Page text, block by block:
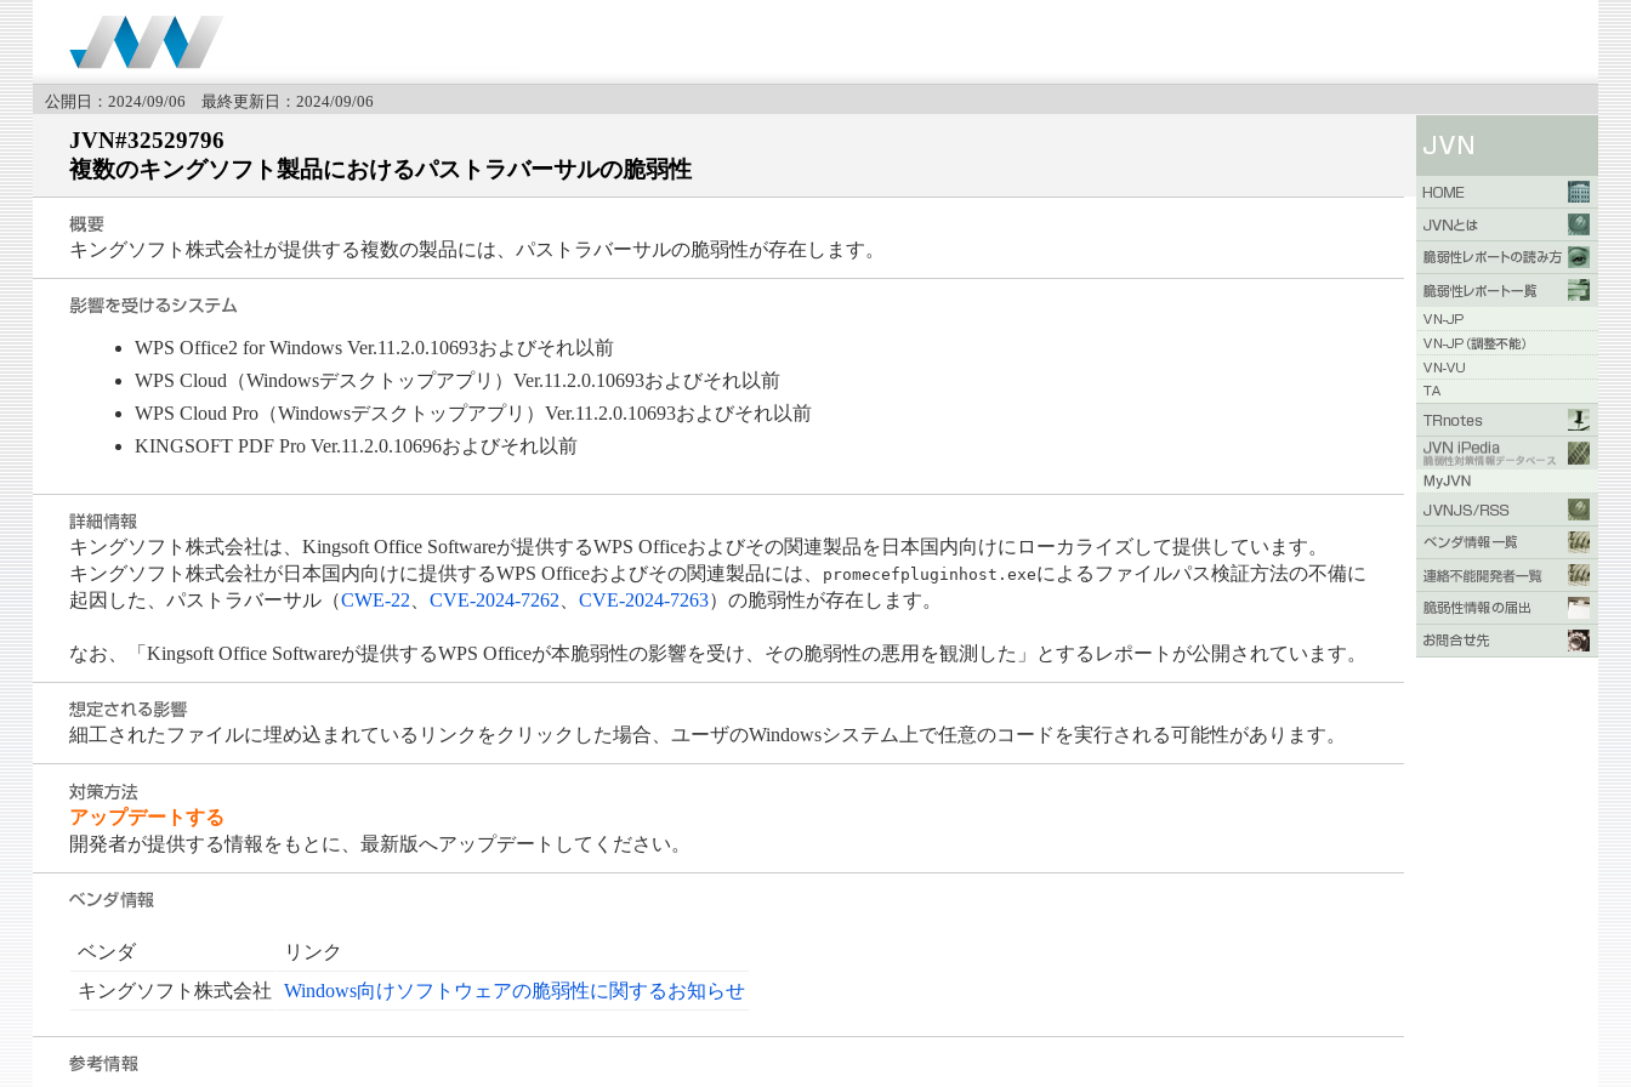
公開日：2024/09/06 最終更新日：2024/09/06
JVN#32529796
複数のキングソフト製品におけるパストラバーサルの脆弱性
キングソフト株式会社が提供する複数の製品には、パストラバーサルの脆弱性が存在します。
WPS Office2 for Windows Ver.11.2.0.10693およびそれ以前
WPS Cloud（Windowsデスクトップアプリ）Ver.11.2.0.10693およびそれ以前
WPS Cloud Pro（Windowsデスクトップアプリ）Ver.11.2.0.10693およびそれ以前
KINGSOFT PDF Pro Ver.11.2.0.10696およびそれ以前
キングソフト株式会社は、Kingsoft Office Softwareが提供するWPS Officeおよびその関連製品を日本国内向けにローカライズして提供しています。
キングソフト株式会社が日本国内向けに提供するWPS Officeおよびその関連製品には、
promecefpluginhost.exeによるファイルパス検証方法の不備に
起因した、パストラバーサル（CWE-22、 CVE-2024-7262、 CVE-2024-7263）の脆弱性が存在します。
なお、「Kingsoft Office Softwareが提供するWPS Officeが本脆弱性の影響を受け、その脆弱性の悪用を観測した」とするレポートが公開されています。
細工されたファイルに埋め込まれているリンクをクリックした場合、ユーザのWindowsシステム上で任意のコードを実行される可能性があります。
アップデートする
開発者が提供する情報をもとに、最新版へアップデートしてください。
ベンダ
リンク
キングソフト株式会社
Windows向けソフトウェアの脆弱性に関するお知らせ